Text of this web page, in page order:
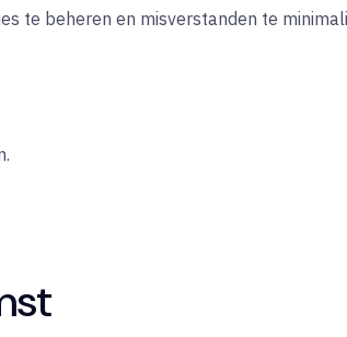
te beheren en misverstanden te